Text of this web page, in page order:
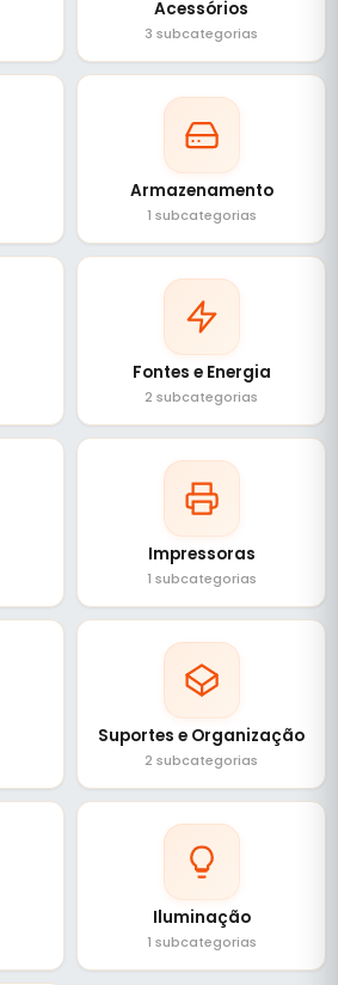
Acessórios
3 subcategorias
Armazenamento
1 subcategorias
Fontes e Energia
2 subcategorias
Impressoras
1 subcategorias
Suportes e Organização
2 subcategorias
Iluminação
1 subcategorias